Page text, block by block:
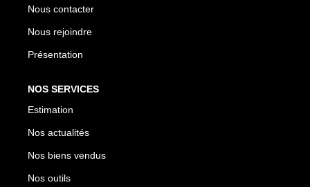
Nous contacter
Nous rejoindre
Présentation
NOS SERVICES
Estimation
Nos actualités
Nos biens vendus
Nos outils